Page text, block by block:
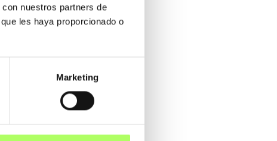
nuestros partners de
les haya proporcionado o
Marketing